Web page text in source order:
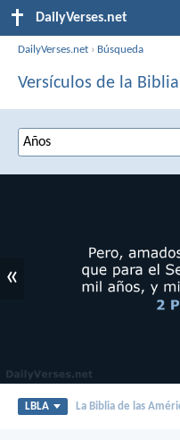
DailyVerses.net
DailyVerses.net › Búsqueda
Versículos de la
«
LBLA La Biblia de las